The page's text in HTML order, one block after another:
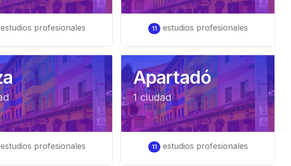
profesionales 11 estudios profesionales
profesionales
Apartadó
1ciudad
11 estudios profesionales